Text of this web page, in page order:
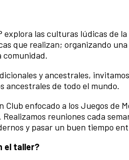
explora las culturas lúdicas de
que realizan; organizando
comunidad.
y ancestrales,
ancestrales de todo el mundo.
Club enfocado a los Juegos de
reuniones cada
y pasar un buen tiempo
el taller?